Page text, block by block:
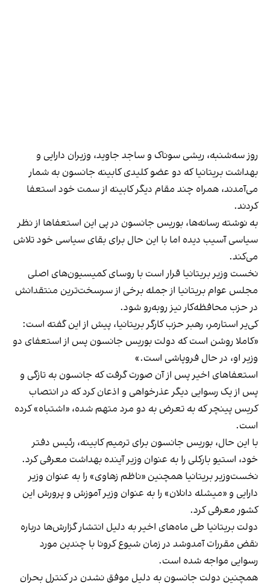
روز سه‌شنبه، ریشی سوناک و ساجد جاوید، وزیران دارایی و
بهداشت بریتانیا که دو عضو کلیدی کابینه جانسون به شمار
می‌آمدند، همراه چند مقام دیگر کابینه از سمت خود استعفا
کردند.
به نوشته رسانه‌ها، بوریس جانسون در پی این استعفاها از نظر
سیاسی آسیب دیده اما با این حال برای بقای سیاسی خود تلاش
می‌کند.
نخست وزیر بریتانیا قرار است با روسای کمیسیون‌های اصلی
مجلس عوام بریتانیا از جمله برخی از سرسخت‌ترین منتقدانش
در حزب محافظه‌کار نیز روبه‌رو شود.
کی‌یر استارمر، رهبر حزب کارگر بریتانیا، پیش از این گفته است:
«کاملا روشن است که دولت بوریس جانسون پس از استعفای دو
وزیر او، در حال فروپاشی است.»
استعفاهای اخیر پس از آن صورت گرفت که جانسون به تازگی و
پس از یک رسوایی دیگر عذرخواهی و اذعان کرد که در انتصاب
کریس پینچر که به تعرض به دو مرد متهم شده، «اشتباه» کرده
است.
با این حال، بوریس جانسون برای ترمیم کابینه، رئیس دفتر
خود، استیو بارکلی را به عنوان وزیر آینده بهداشت معرفی کرد.
نخست‌وزیر بریتانیا همچنین «ناظم زهاوی» را به عنوان وزیر
دارایی و «میشله دانلان» را به عنوان وزیر آموزش و پرورش این
کشور معرفی کرد.
دولت بریتانیا طی ماه‌های اخیر به دلیل انتشار گزارش‌ها درباره
نقض مقررات آمدوشد در زمان شیوع کرونا با چندین مورد
رسوایی مواجه شده است.
همچنین دولت جانسون به دلیل موفق نشدن در کنترل بحران